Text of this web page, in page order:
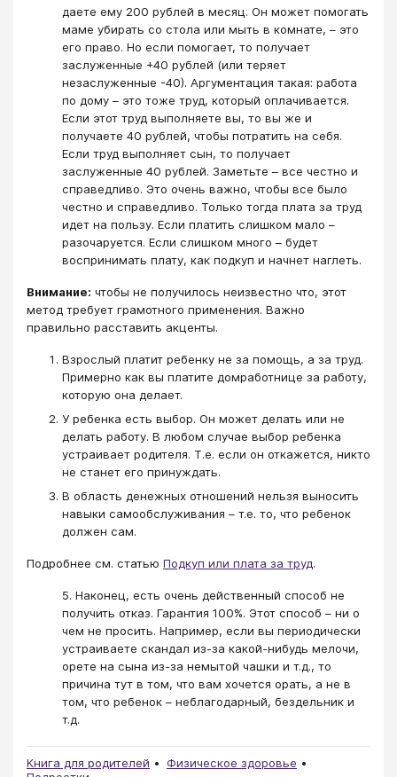
даете ему 200 рублей в месяц. Он может помогать
маме убирать со стола или мыть в комнате, – это
его право. Но если помогает, то получает
заслуженные +40 рублей (или теряет
незаслуженные -40). Аргументация такая: работа
по дому – это тоже труд, который оплачивается.
Если этот труд выполняете вы, то вы же и
получаете 40 рублей, чтобы потратить на себя.
Если труд выполняет сын, то получает
заслуженные 40 рублей. Заметьте – все честно и
справедливо. Это очень важно, чтобы все было
честно и справедливо. Только тогда плата за труд
идет на пользу. Если платить слишком мало –
разочаруется. Если слишком много – будет
воспринимать плату, как подкуп и начнет наглеть.
Внимание: чтобы не получилось неизвестно что, этот
метод требует грамотного применения. Важно
правильно расставить акценты.
Взрослый платит ребенку не за помощь, а за труд.
Примерно как вы платите домработнице за работу,
которую она делает.
У ребенка есть выбор. Он может делать или не
делать работу. В любом случае выбор ребенка
устраивает родителя. Т.е. если он откажется, никто
не станет его принуждать.
В область денежных отношений нельзя выносить
навыки самообслуживания – т.е. то, что ребенок
должен сам.
Подробнее см. статью Подкуп или плата за труд.
5. Наконец, есть очень действенный способ не
получить отказ. Гарантия 100%. Этот способ – ни о
чем не просить. Например, если вы периодически
устраиваете скандал из-за какой-нибудь мелочи,
орете на сына из-за немытой чашки и т.д., то
причина тут в том, что вам хочется орать, а не в
том, что ребенок – неблагодарный, бездельник и
т.д.
Книга для родителей
Физическое здоровье